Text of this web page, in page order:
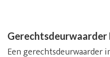
Gerechtsdeurwaarder
Een gerechtsdeurwaarder